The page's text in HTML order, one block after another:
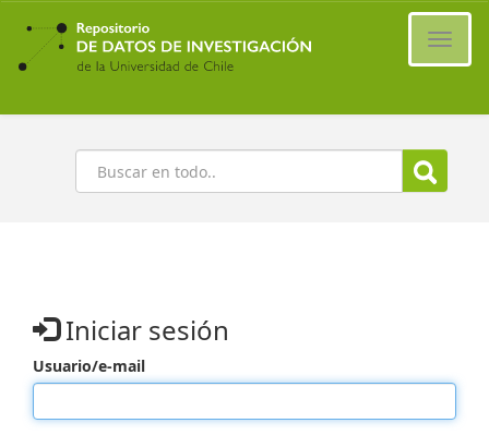
Ir
contenido
principal
Buscar
Iniciar sesión
Usuario/e-mail